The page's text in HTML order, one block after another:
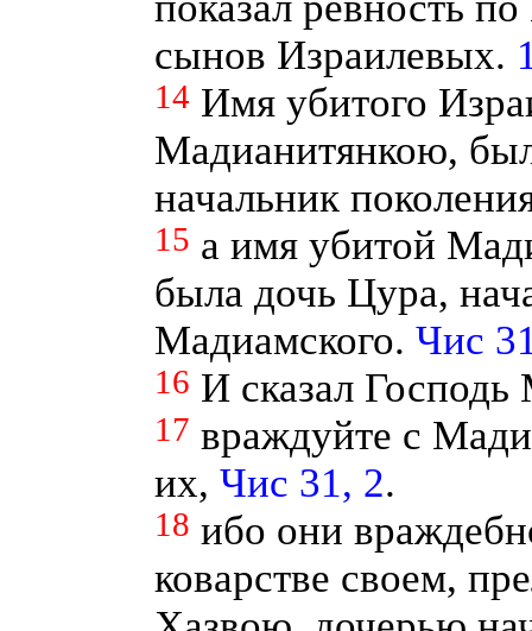
сынов Израилевых.
14 Имя убитого
Мадианитянкою,
начальник
15 а имя убитой
была дочь Цура,
Мадиамского. Чис
16 И сказал
17 враждуйте с
их, Чис 31, 2.
18 ибо они
коварстве своем,